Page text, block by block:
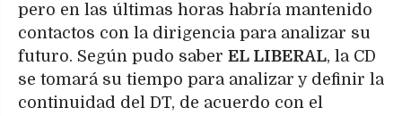
pero en las últimas horas habría mantenido
contactos con la dirigencia para analizar su
futuro. Según pudo saber EL LIBERAL, la CD
se tomará su tiempo para analizar y definir la
continuidad del DT, de acuerdo con el